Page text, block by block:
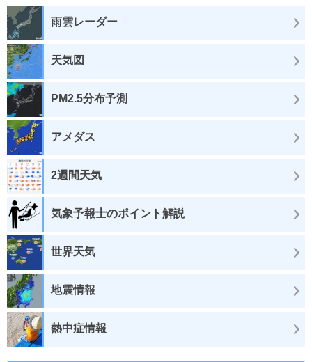
雨雲レーダー
天気図
PM2.5分布予測
アメダス
2週間天気
気象予報士のポイント解説
世界天気
地震情報
熱中症情報